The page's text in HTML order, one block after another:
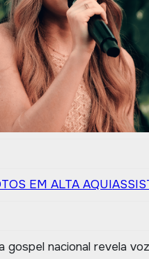
EM ALTA AQUI
gospel nacional revela